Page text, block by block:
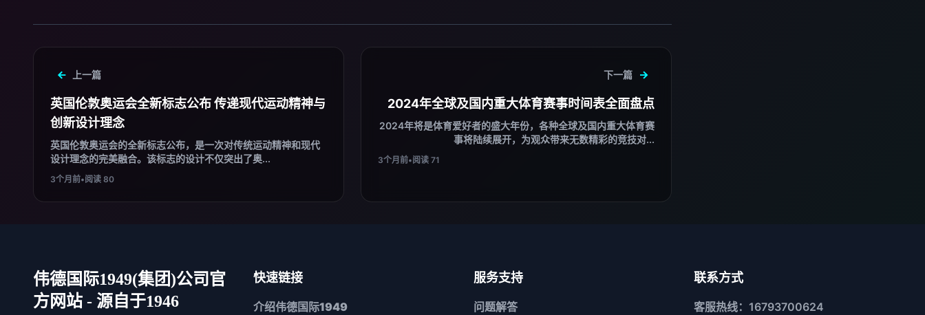
上一篇
英国伦敦奥运会全新标志公布 传递现代运动精神与
创新设计理念
英国伦敦奥运会的全新标志公布，是一次对传统运动精神和现代
设计理念的完美融合。该标志的设计不仅突出了奥...
3个月前•阅读 80
下一篇
2024年全球及国内重大体育赛事时间表全面盘点
2024年将是体育爱好者的盛大年份，各种全球及国内重大体育赛
事将陆续展开，为观众带来无数精彩的竞技对...
3个月前•阅读 71
伟德国际1949(集团)公司官
方网站 - 源自于1946
快速链接
介绍伟德国际1949
服务支持
问题解答
联系方式
客服热线：16793700624